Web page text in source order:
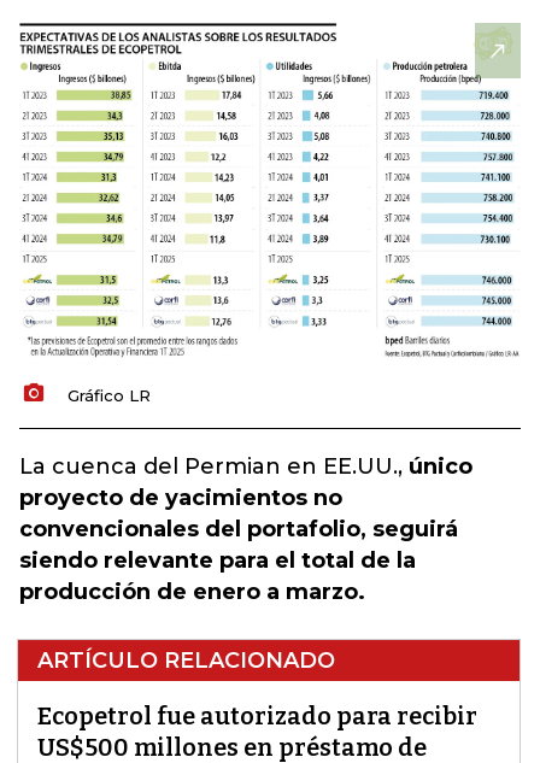
Gráfico LR
La cuenca del Permian en EE.UU., único
proyecto de yacimientos no
convencionales del portafolio, seguirá
siendo relevante para el total de la
producción de enero a marzo.
ARTÍCULO RELACIONADO
Ecopetrol fue autorizado para recibir
US$500 millones en préstamo de